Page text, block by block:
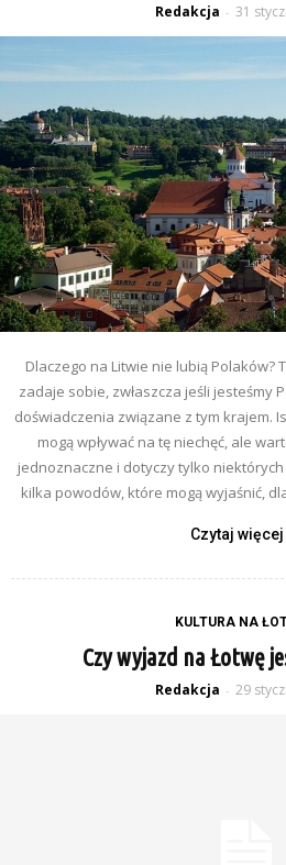
Redakcja - 31
Dlaczego na Litwie nie lubią Polaków?
zadaje sobie, zwłaszcza jeśli jesteśmy
doświadczenia związane z tym krajem.
mogą wpływać na tę niechęć, ale
jednoznaczne i dotyczy tylko
kilka powodów, które mogą wyjaśnić,
Czytaj więcej
KULTURA NA
Czy wyjazd na Łotwę
Redakcja - 29